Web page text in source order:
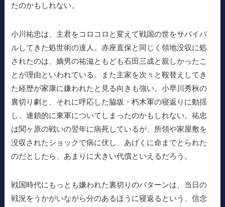
たのかもしれない。
小川祐忠は、主君をコロコロと変えて戦国の世をサバイバ
ルしてきた処世術の達人。赤座直保と同じく領地没収に処
されたのは、嫡男の祐滋ともども石田三成と親しかったこ
とが理由といわれている。また主家を次々と鞍替えしてき
た経歴が家康に嫌われたと見る向きも強い。小早川秀秋の
裏切り劇と、それに呼応した脇坂・朽木軍の寝返りに動揺
し、連鎖的に東軍についてしまったのかもしれない。祐忠
は関ヶ原の戦いの翌年に病死しているが、所領や家屋敷を
没収されたショックで病に伏し、あげくに命までとられた
のだとしたら、あまりに大きい代償といえるだろう。
戦国時代にもっとも嫌われた裏切りのパターンは、当日の
戦況をうかがいながら分のあるほうに寝返るという、信念